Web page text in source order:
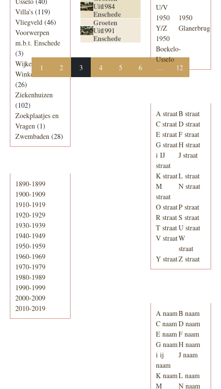
Villa's (119)
Vliegveld (46)
Voorwerpen
m.b.t. Enschede
(3)
Wijken
(27)
Winkelcentra
(26)
Ziekenhuizen
(102)
Zoekplaatjes en
Vragen (1)
Zwembaden (28)
1890-1899
1900-1909
1910-1919
1920-1929
1930-1939
1940-1949
1950-1959
1960-1969
1970-1979
1980-1989
1990-1999
2000-2009
2010-2019
Uit
Enschede
1984
Groeten
Uit
Enschede
1991
1 2 3 4 5 6 … 12
U/V
1950
Y/Z
1950
Glanerbrug
1950
Boekelo-
Usselo
A straatB straat
C straatD straat
E straatF straat
G straatH straat
i IJ
straat
J straat
K straatL straat
M
straat
N straat
O straatP straat
R straatS straat
T straatU straat
V straatW
straat
Y straatZ straat
A naamB naam
C naamD naam
E naamF naam
G naamH naam
i ij
naam
J naam
K naamL naam
M
N naam